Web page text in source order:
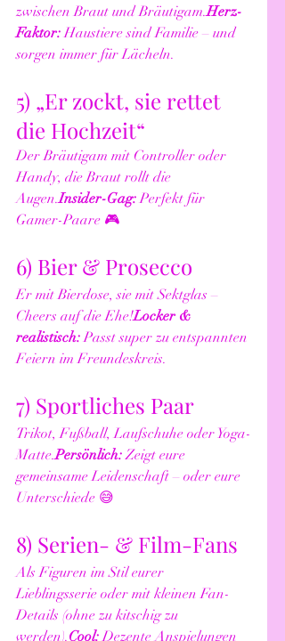
zwischen Braut und Bräutigam.Herz-
Faktor: Haustiere sind Familie – und
sorgen immer für Lächeln.
5) „Er zockt, sie rettet
die Hochzeit“
Der Bräutigam mit Controller oder
Handy, die Braut rollt die
Augen.Insider-Gag: Perfekt für
Gamer-Paare 🎮
6) Bier & Prosecco
Er mit Bierdose, sie mit Sektglas –
Cheers auf die Ehe!Locker &
realistisch: Passt super zu entspannten
Feiern im Freundeskreis.
7) Sportliches Paar
Trikot, Fußball, Laufschuhe oder Yoga-
Matte.Persönlich: Zeigt eure
gemeinsame Leidenschaft – oder eure
Unterschiede 😅
8) Serien- & Film-Fans
Als Figuren im Stil eurer
Lieblingsserie oder mit kleinen Fan-
Details (ohne zu kitschig zu
werden).Cool: Dezente Anspielungen